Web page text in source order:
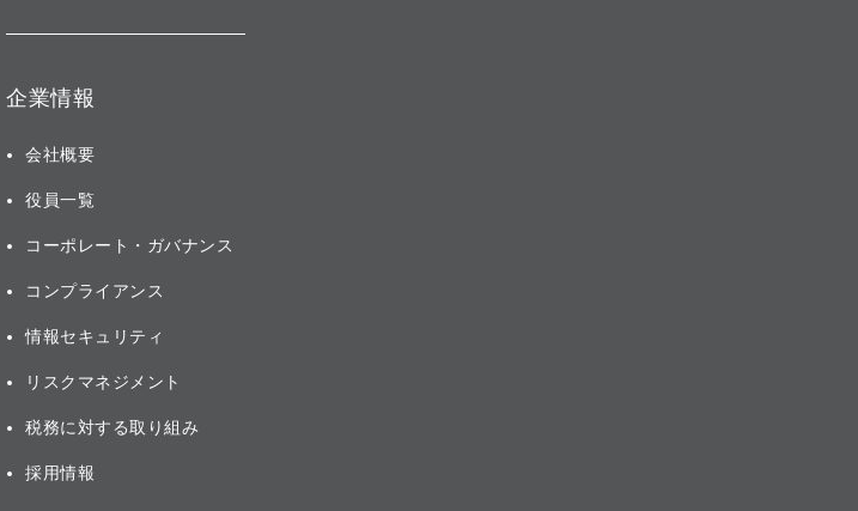
企業情報
会社概要
役員一覧
コーポレート・ガバナンス
コンプライアンス
情報セキュリティ
リスクマネジメント
税務に対する取り組み
採用情報